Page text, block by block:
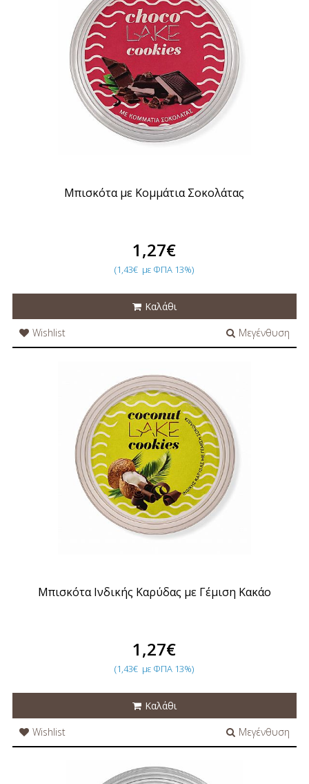
Μπισκότα με Κομμάτια Σοκολάτας
1,27€
(1,43€ με ΦΠΑ 13%)
Καλάθι
Wishlist
Μεγένθυση
Μπισκότα Ινδικής Καρύδας με Γέμιση Κακάο
1,27€
(1,43€ με ΦΠΑ 13%)
Καλάθι
Wishlist
Μεγένθυση